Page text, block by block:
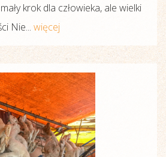
krok dla człowieka, ale wielki
Nie... więcej